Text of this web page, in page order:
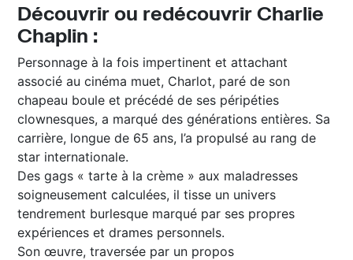
Découvrir ou redécouvrir Charlie
Chaplin :
Personnage à la fois impertinent et attachant
associé au cinéma muet, Charlot, paré de son
chapeau boule et précédé de ses péripéties
clownesques, a marqué des générations entières. Sa
carrière, longue de 65 ans, l’a propulsé au rang de
star internationale.
Des gags « tarte à la crème » aux maladresses
soigneusement calculées, il tisse un univers
tendrement burlesque marqué par ses propres
expériences et drames personnels.
Son œuvre, traversée par un propos